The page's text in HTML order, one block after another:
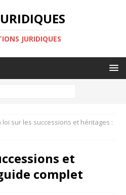
JURIDIQUES
loi sur les successions et héritages :
et
complet